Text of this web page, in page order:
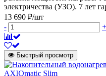
электричества (УЗО). 7 лет
13 690 ₽/шт
-
+
Быстрый просмотр